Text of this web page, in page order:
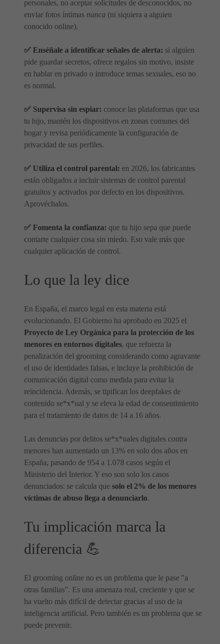
personales, no aceptar solicitudes de desconocidos, no
enviar fotos íntimas nunca (ni siquiera a alguien
conocido online).
✅ Enséñale a identificar señales de alerta: si alguien
pide guardar secretos, ofrece regalos sin motivo, insiste
en hablar en privado o introduce temas sexuales, eso no
es normal.
✅ Supervisa sin espiar: conoce las plataformas que usa
tu hijo, mantén los dispositivos en zonas comunes del
hogar y revisa periódicamente la configuración de
privacidad de sus perfiles.
✅ Utiliza el control parental: en 2026, los fabricantes
están obligados a incluir sistemas de control parental
gratuitos y activados por defecto en los dispositivos.
Aprovéchalos.
✅ Fomenta la confianza: que tu hijo sepa que puede
contarte cualquier cosa sin miedo. Eso vale más que
cualquier aplicación de control.
Lo que la ley dice
En España, el marco legal en esta materia está
evolucionando. El Gobierno ha aprobado en 2025 el
Proyecto de Ley Orgánica para la protección de los
menores en entornos digitales, que refuerza la
penalización del grooming considerando como agravante
el uso de identidades falsas, e incluye la prohibición de
comunicación digital como medida para evitar la
reincidencia. Además, se tipifican los deepfakes de
contenido se*x*ual y se eleva la edad de consentimiento
para el tratamiento de datos de 14 a 16 años.
Las denuncias por delitos se*x*uales digitales contra
menores han aumentado un 13% en solo dos años en
España, pasando de 954 a 1.078 casos según el
Ministerio del Interior. Y eso son solo los casos
denunciados: se calcula que solo el 2% de los menores
víctimas de abuso llega a denunciarlo.
Tu implicación marca la
diferencia 💪
El grooming online no es un problema que le pase "a
otras familias". Es una amenaza real, creciente y que se
ha vuelto más difícil de detectar gracias al uso de la
inteligencia artificial. Pero también es un problema que se
puede prevenir.